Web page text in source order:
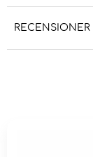
RECENSIONER